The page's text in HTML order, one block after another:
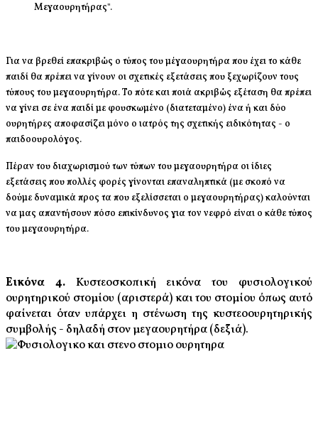
Μεγαουρητήρας".
Για να βρεθεί επακριβώς ο τύπος του μέγαουρητήρα που έχει το κάθε
παιδί θα πρέπει να γίνουν οι σχετικές εξετάσεις που ξεχωρίζουν τους
τύπους του μεγαουρητήρα. Το πότε και ποιά ακριβώς εξέταση θα πρέπει
να γίνει σε ένα παιδί με φουσκωμένο (διατεταμένο) ένα ή και δύο
ουρητήρες αποφασίζει μόνο ο ιατρός της σχετικής ειδικότητας - ο
παιδοουρολόγος.
Πέραν του διαχωρισμού των τύπων του μεγαουρητήρα οι ίδιες
εξετάσεις που πολλές φορές γίνονται επαναληπτικά (με σκοπό να
δούμε δυναμικά προς τα που εξελίσσεται ο μεγαουρητήρας) καλούνται
να μας απαντήσουν πόσο επικίνδυνος για τον νεφρό είναι ο κάθε τύπος
του μεγαουρητήρα.
Εικόνα 4. Κυστεοσκοπική εικόνα του φυσιολογικού
ουρητηρικού στομίου (αριστερά) και του στομίου όπως αυτό
φαίνεται όταν υπάρχει η στένωση της κυστεοουρητηρικής
συμβολής - δηλαδή στον μεγαουρητήρα (δεξιά).